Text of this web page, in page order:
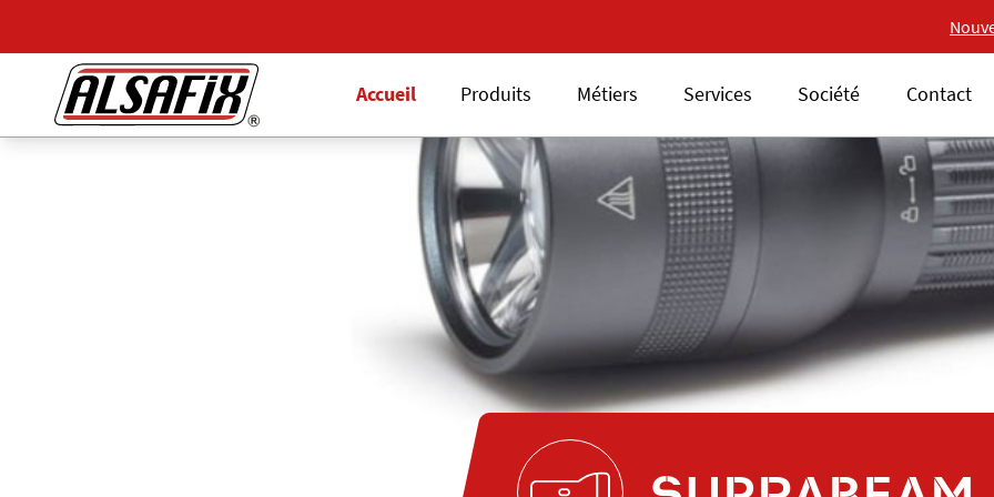
Nouvelle gamme 18V ALSAFIX
Accueil Produits Métiers Services Société Contact